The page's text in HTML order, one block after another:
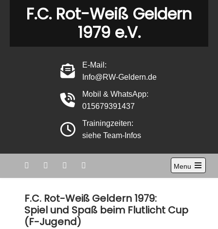
F.C. Rot-Weiß Geldern
1979 e.V.
E-Mail:
Info@RW-Geldern.de
Mobil & WhatsApp:
015679391437
Trainingzeiten:
siehe Team-Infos
Menu
Open
F.C. Rot-Weiß Geldern 1979:
Spiel und Spaß beim Flutlicht Cup
(F-Jugend)